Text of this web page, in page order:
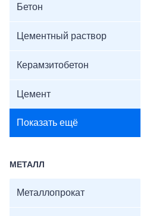
Бетон
Цементный раствор
Керамзитобетон
Цемент
Показать ещё
МЕТАЛЛ
Металлопрокат